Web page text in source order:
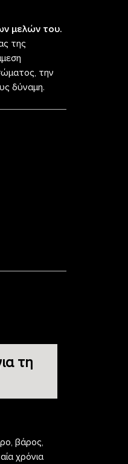
μελών του.
της
την
δύναμη.
τη
βάρος,
χρόνια